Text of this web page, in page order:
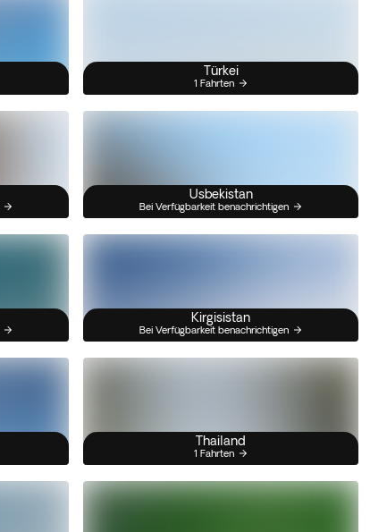
Türkei
1 Fahrten
Usbekistan
Bei Verfügbarkeit benachrichtigen
Kirgisistan
Bei Verfügbarkeit benachrichtigen
Thailand
1 Fahrten